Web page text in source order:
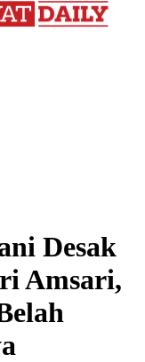
Desak
Amsari,